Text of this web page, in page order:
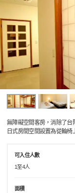
無障礙空間客房，消除了台
日式房間空間設置為從輪椅
可入住人數
1至4人
面積